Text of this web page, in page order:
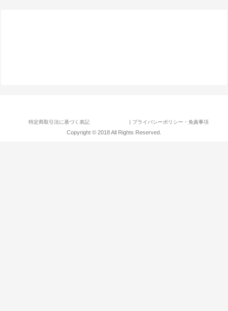
特定商取引法に基づく表記 | プライバシーポリシー・免責事項
Copyright © 2018 All Rights Reserved.